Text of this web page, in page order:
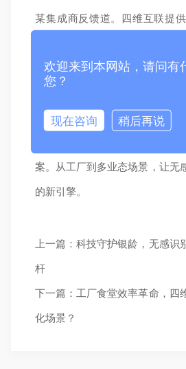
某集成商反馈道。四维互联提
持，包括定制化算法训练、私有
件冗余升级服务，让合作伙伴省
四维慧眼无感摄像机以本
案。从工厂到多业态场景，让无
的新引擎。
上一篇：科技守护银龄，无感识
杆
下一篇：工厂食堂效率革命，四
化场景？
欢迎来到本网站，请问有
您？
现在咨询 稍后再说